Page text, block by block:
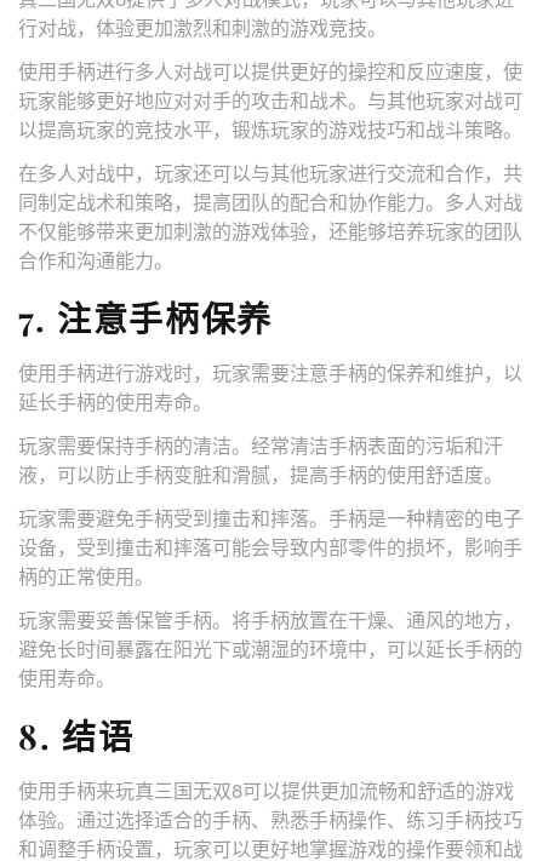
行对战，体验更加激烈和刺激的游戏竞技。
使用手柄进行多人对战可以提供更好的操控和反应速度，使
玩家能够更好地应对对手的攻击和战术。与其他玩家对战可
以提高玩家的竞技水平，锻炼玩家的游戏技巧和战斗策略。
在多人对战中，玩家还可以与其他玩家进行交流和合作，共
同制定战术和策略，提高团队的配合和协作能力。多人对战
不仅能够带来更加刺激的游戏体验，还能够培养玩家的团队
合作和沟通能力。
7. 注意手柄保养
使用手柄进行游戏时，玩家需要注意手柄的保养和维护，以
延长手柄的使用寿命。
玩家需要保持手柄的清洁。经常清洁手柄表面的污垢和汗
液，可以防止手柄变脏和滑腻，提高手柄的使用舒适度。
玩家需要避免手柄受到撞击和摔落。手柄是一种精密的电子
设备，受到撞击和摔落可能会导致内部零件的损坏，影响手
柄的正常使用。
玩家需要妥善保管手柄。将手柄放置在干燥、通风的地方，
避免长时间暴露在阳光下或潮湿的环境中，可以延长手柄的
使用寿命。
8. 结语
使用手柄来玩真三国无双8可以提供更加流畅和舒适的游戏
体验。通过选择适合的手柄、熟悉手柄操作、练习手柄技巧
和调整手柄设置，玩家可以更好地掌握游戏的操作要领和战